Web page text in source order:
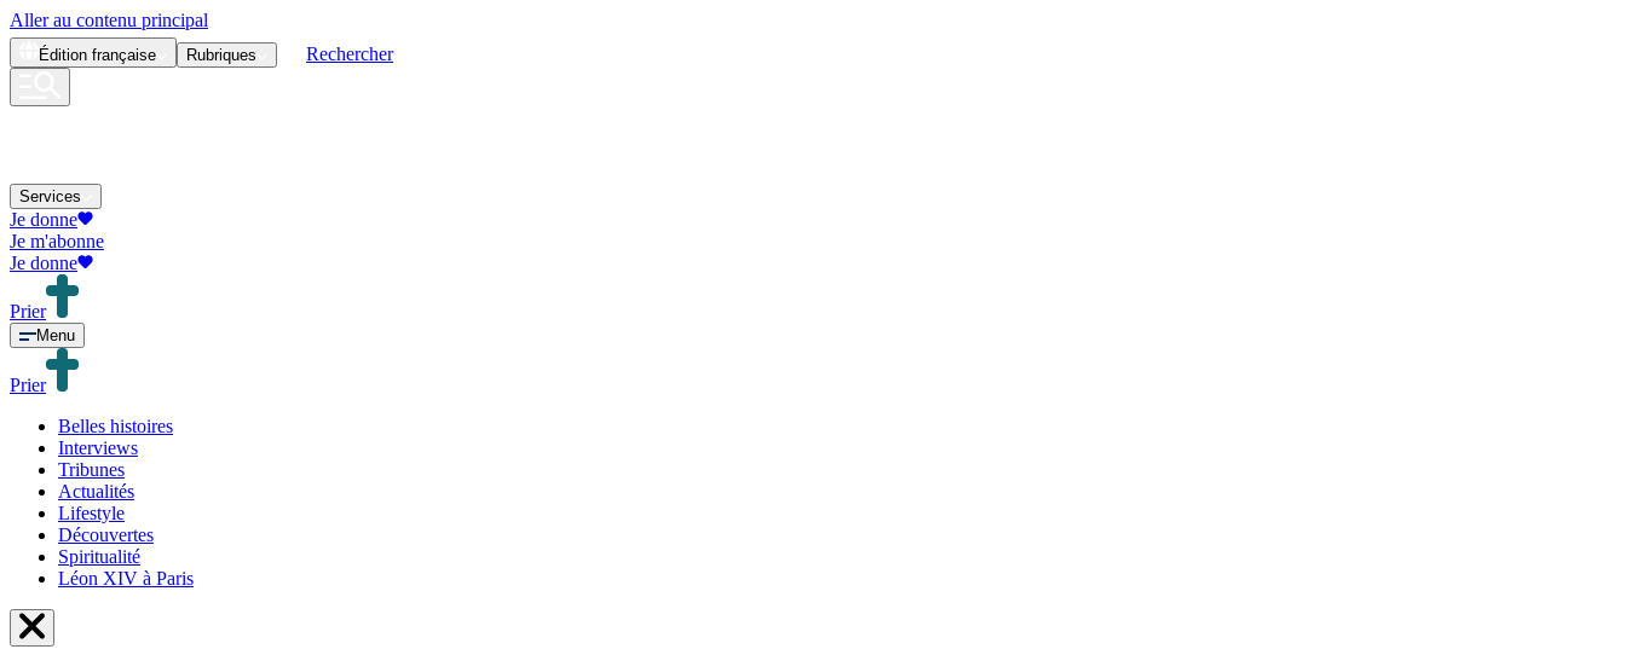
Aller au contenu principal
Édition française Rubriques Rechercher
Services
Je donne
Je m'abonne
Je donne
Prier
Menu
Prier
Belles histoires
Interviews
Tribunes
Actualités
Lifestyle
Découvertes
Spiritualité
Léon XIV à Paris